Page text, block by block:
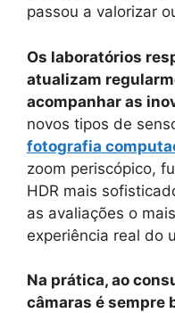
passou a valorizar
Os laboratórios
atualizam
acompanhar as
novos tipos de
fotografia
zoom periscópico,
HDR mais
as avaliações o
experiência real do
Na prática, ao
câmaras é sempre